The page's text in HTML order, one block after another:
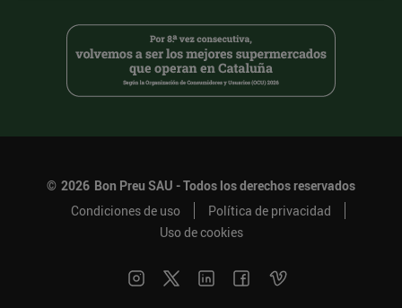
© 2026 Bon Preu SAU - Todos los derechos reservados
Condiciones de uso
Política de privacidad
Uso de cookies